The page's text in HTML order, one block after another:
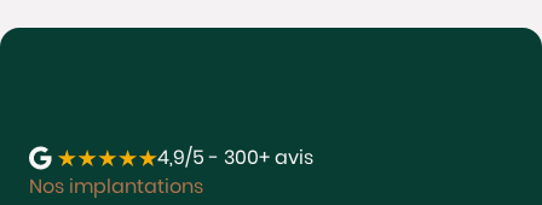
4,9/5 - 300+ avis
Nos implantations